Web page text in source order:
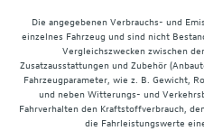
Die angegebenen Verbrauchs- und
einzelnes Fahrzeug und sind nicht
Vergleichszwecken zwischen
Zusatzausstattungen und Zubehör
Fahrzeugparameter, wie z. B. Gewicht,
und neben Witterungs- und
Fahrverhalten den Kraftstoffverbrauch,
die Fahrleistungswerte